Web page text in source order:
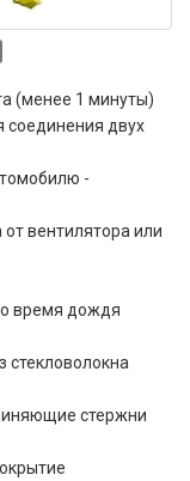
(менее 1 минуты)
двух
-
вентилятора или
время дождя
стекловолокна
стержни